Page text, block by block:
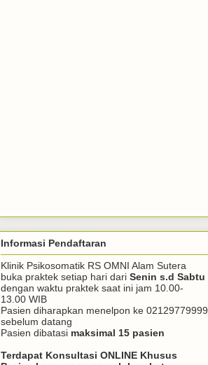
Informasi Pendaftaran
Klinik Psikosomatik RS OMNI Alam Sutera
buka praktek setiap hari dari Senin s.d Sabtu
dengan waktu praktek saat ini jam 10.00-
13.00 WIB
Pasien diharapkan menelpon ke 02129779999
sebelum datang
Pasien dibatasi maksimal 15 pasien
Terdapat Konsultasi ONLINE Khusus